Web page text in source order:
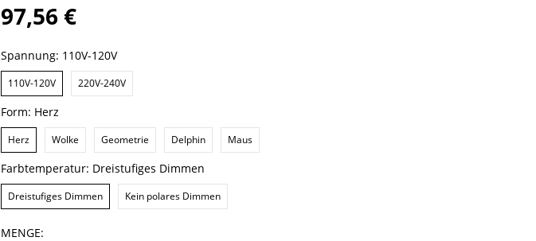
97,56 €
Spannung: 110V-120V
110V-120V 220V-240V
Form: Herz
Herz Wolke Geometrie Delphin Maus
Farbtemperatur: Dreistufiges Dimmen
Dreistufiges Dimmen Kein polares Dimmen
MENGE: